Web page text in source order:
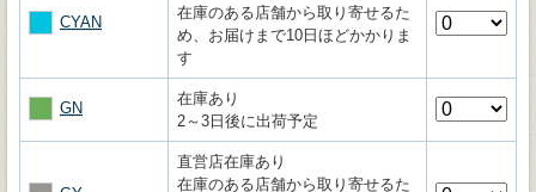
CYAN
在庫のある店舗から取り寄せるた
め、お届けまで10日ほどかかりま
す
GN
在庫あり
2～3日後に出荷予定
直営店在庫あり
在庫のある店舗から取り寄せるた